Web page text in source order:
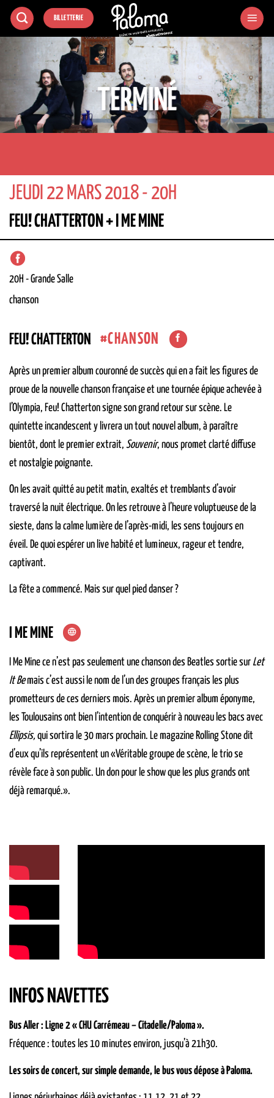
Passer
BILLETTERIE
TERMINÉ
JEUDI 22 MARS 2018 - 20H
FEU! CHATTERTON + I ME MINE
20H -Grande Salle
chanson
FEU! CHATTERTON CHANSON
Après un premier album couronné de succès qui en a fait les figures de
proue de la nouvelle chanson française et une tournée épique achevée à
l’Olympia, Feu! Chatterton signe son grand retour sur scène. Le
quintette incandescent y livrera un tout nouvel album, à paraître
bientôt, dont le premier extrait, Souvenir, nous promet clarté diffuse
et nostalgie poignante.
On les avait quitté au petit matin, exaltés et tremblants d’avoir
traversé la nuit électrique. On les retrouve à l’heure voluptueuse de la
sieste, dans la calme lumière de l’après-midi, les sens toujours en
éveil. De quoi espérer un live habité et lumineux, rageur et tendre,
captivant.
La fête a commencé. Mais sur quel pied danser ?
I ME MINE
I Me Mine ce n’est pas seulement une chanson des Beatles sortie sur Let
It Bemais c’est aussi le nom de l’un des groupes français les plus
prometteurs de ces derniers mois. Après un premier album éponyme,
les Toulousains ont bien l’intention de conquérir à nouveau les bacs avec
Ellipsis, qui sortira le 30 mars prochain. Le magazine Rolling Stone dit
d’eux qu’ils représentent un «Véritable groupe de scène, le trio se
révèle face à son public. Un don pour le show que les plus grands ont
déjà remarqué.».
INFOS NAVETTES
Bus Aller : Ligne 2 « CHU Carrémeau – Citadelle/Paloma ».
Fréquence : toutes les 10 minutes environ, jusqu’à 21h30.
Les soirs de concert, sur simple demande, le bus vous dépose à Paloma.